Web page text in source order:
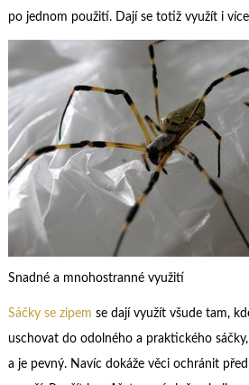
po jednom použití. Dají se totiž využít i
Snadné a mnohostranné využití
Sáčky se zipem se dají využít všude tam,
uschovat do odolného a praktického
a je pevný. Navíc dokáže věci ochránit